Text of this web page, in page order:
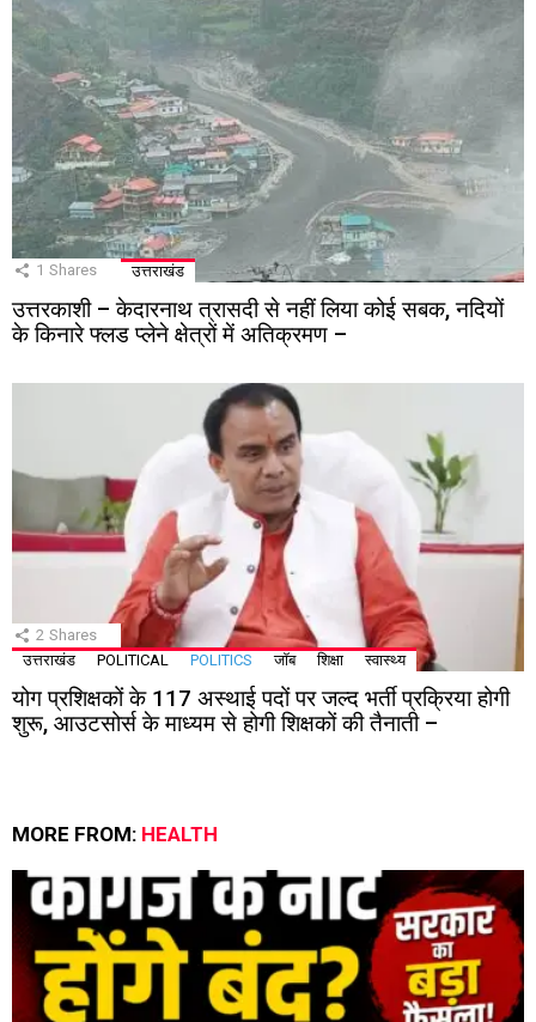
1 Shares उत्तराखंड
उत्तरकाशी – केदारनाथ त्रासदी से नहीं लिया कोई सबक, नदियों
के किनारे फ्लड प्लेने क्षेत्रों में अतिक्रमण –
2 Shares
उत्तराखंड
POLITICAL POLITICS जॉब शिक्षा स्वास्थ्य
योग प्रशिक्षकों के 117 अस्थाई पदों पर जल्द भर्ती प्रक्रिया होगी
शुरू, आउटसोर्स के माध्यम से होगी शिक्षकों की तैनाती –
MORE FROM: HEALTH